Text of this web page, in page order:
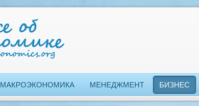
МАКРОЭКОНОМИКА МЕНЕДЖМЕНТ БИЗНЕС